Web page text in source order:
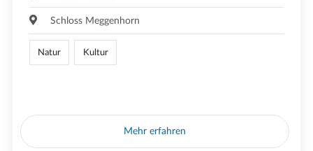
Schloss Meggenhorn
Natur Kultur
Mehr erfahren